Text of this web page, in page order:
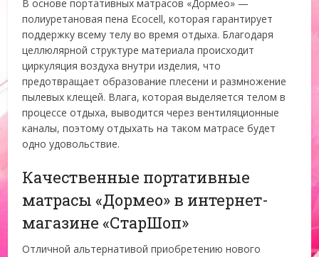
В основе портативных матрасов «Дормео» —
полиуретановая пена Ecocell, которая гарантирует
поддержку всему телу во время отдыха. Благодаря
целлюлярной структуре материала происходит
циркуляция воздуха внутри изделия, что
предотвращает образование плесени и размножение
пылевых клещей. Влага, которая выделяется телом в
процессе отдыха, выводится через вентиляционные
каналы, поэтому отдыхать на таком матрасе будет
одно удовольствие.
Качественные портативные
матрасы «Дормео» в интернет-
магазине «СтарШоп»
Отличной альтернативой приобретению нового